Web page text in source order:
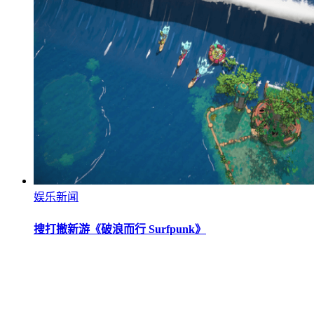
娱乐新闻
搜打撤新游《破浪而行 Surfpunk》